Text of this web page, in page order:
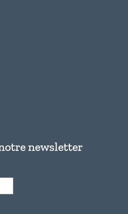
newsletter